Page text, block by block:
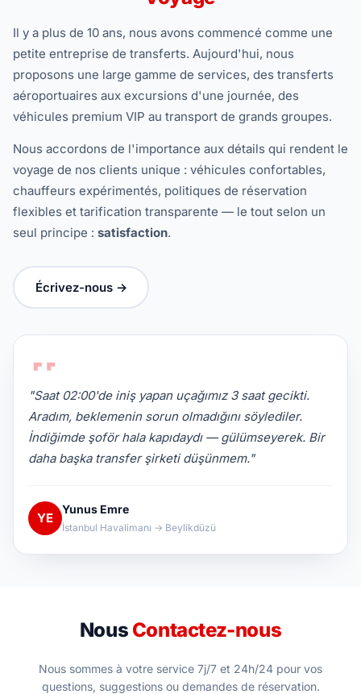
Il y a plus de 10 ans, nous avons commencé comme une
petite entreprise de transferts. Aujourd'hui, nous
proposons une large gamme de services, des transferts
aéroportuaires aux excursions d'une journée, des
véhicules premium VIP au transport de grands groupes.
Nous accordons de l'importance aux détails qui rendent le
voyage de nos clients unique : véhicules confortables,
chauffeurs expérimentés, politiques de réservation
flexibles et tarification transparente — le tout selon un
seul principe : satisfaction.
Écrivez-nous →
"Saat 02:00'de iniş yapan uçağımız 3 saat gecikti.
Aradım, beklemenin sorun olmadığını söylediler.
İndiğimde şoför hala kapıdaydı — gülümseyerek. Bir
daha başka transfer şirketi düşünmem."
YE
Yunus Emre
İstanbul Havalimanı → Beylikdüzü
Nous Contactez-nous
Nous sommes à votre service 7j/7 et 24h/24 pour vos
questions, suggestions ou demandes de réservation.